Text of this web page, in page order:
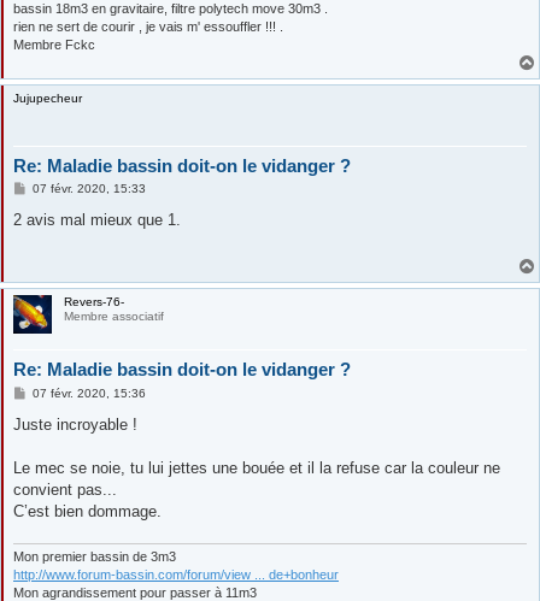
bassin 18m3 en gravitaire, filtre polytech move 30m3 .
rien ne sert de courir , je vais m' essouffler !!! .
Membre Fckc
Jujupecheur
Re: Maladie bassin doit-on le vidanger ?
M
s
07 févr. 2020, 15:33
2 avis mal mieux que 1.
Revers-76-
Membre associatif
Re: Maladie bassin doit-on le vidanger ?
M
s
g
07 févr. 2020, 15:36
Juste incroyable !
Le mec se noie, tu lui jettes une bouée et il la refuse car la couleur ne
convient pas...
C’est bien dommage.
Mon premier bassin de 3m3
http://www.forum-bassin.com/forum/view ... de+bonheur
Mon agrandissement pour passer à 11m3